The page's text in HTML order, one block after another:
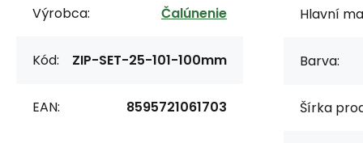
Výrobca: Čalúnenie
Kód: ZIP-SET-25-101-100mm
EAN: 8595721061703
Hlavní
Barva:
Šírka